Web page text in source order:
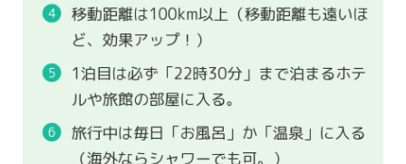
移動距離は100km以上（移動距離も遠いほ
ど、効果アップ！）
1泊目は必ず「22時30分」まで泊まるホテ
ルや旅館の部屋に入る。
旅行中は毎日「お風呂」か「温泉」に入る